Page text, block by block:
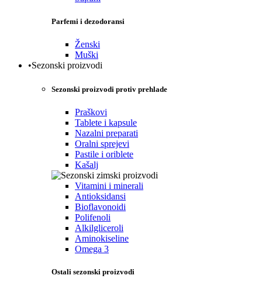
Parfemi i dezodoransi
Ženski
Muški
•Sezonski proizvodi
Sezonski proizvodi protiv prehlade
Praškovi
Tablete i kapsule
Nazalni preparati
Oralni sprejevi
Pastile i oriblete
Kašalj
Vitamini i minerali
Antioksidansi
Bioflavonoidi
Polifenoli
Alkilgliceroli
Aminokiseline
Omega 3
Ostali sezonski proizvodi